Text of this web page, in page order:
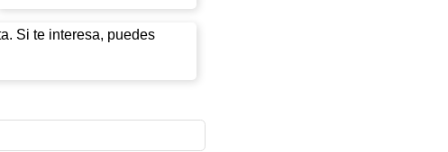
Si te interesa, puedes